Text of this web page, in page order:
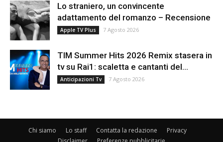
Lo straniero, un convincente
adattamento del romanzo – Recensione
Apple TV Plus 7 Agosto 2026
TIM Summer Hits 2026 Remix stasera in
tv su Rai1: scaletta e cantanti del...
Anticipazioni Tv 7 Agosto 2026
Chi siamo Lo staff Contatta la redazione
Privacy